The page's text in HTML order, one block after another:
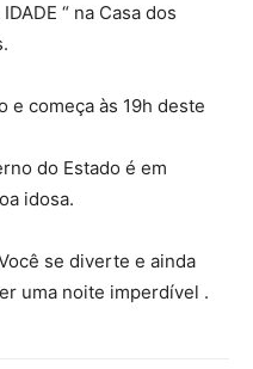
“ na Casa dos
e começa às 19h deste
do Estado é em
idosa.
se diverte e ainda
uma noite imperdível .